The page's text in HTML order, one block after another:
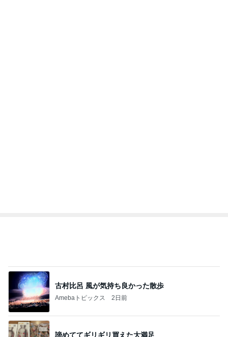
古村比呂 風が気持ち良かった散歩
Amebaトピックス 2日前
諦めててギリギリ買えた大満足